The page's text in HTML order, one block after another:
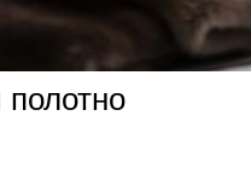
полотно